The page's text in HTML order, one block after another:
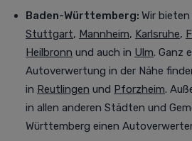
Baden-Württemberg: Wir
Stuttgart, Mannheim, Karlsruhe,
Heilbronn und auch in Ulm. Ganz
Autoverwertung in der Nähe
in Reutlingen und Pforzheim.
in allen anderen Städten und
Württemberg einen